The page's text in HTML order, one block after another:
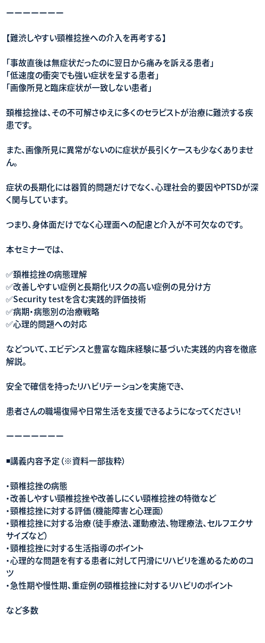
ーーーーーーー
【難渋しやすい頸椎捻挫への介入を再考する】
「事故直後は無症状だったのに翌日から痛みを訴える患者」
「低速度の衝突でも強い症状を呈する患者」
「画像所見と臨床症状が一致しない患者」
頚椎捻挫は、その不可解さゆえに多くのセラピストが治療に難渋する疾
患です。
また、画像所見に異常がないのに症状が長引くケースも少なくありませ
ん。
症状の長期化には器質的問題だけでなく、心理社会的要因やPTSDが深
く関与しています。
つまり、身体面だけでなく心理面への配慮と介入が不可欠なのです。
本セミナーでは、
✅頚椎捻挫の病態理解
✅改善しやすい症例と長期化リスクの高い症例の見分け方
✅Security testを含む実践的評価技術
✅病期・病態別の治療戦略
✅心理的問題への対応
などついて、エビデンスと豊富な臨床経験に基づいた実践的内容を徹底
解説。
安全で確信を持ったリハビリテーションを実施でき、
患者さんの職場復帰や日常生活を支援できるようになってください！
ーーーーーーー
◾️講義内容予定（※資料一部抜粋）
・頸椎捻挫の病態
・改善しやすい頸椎捻挫や改善しにくい頸椎捻挫の特徴など
・頸椎捻挫に対する評価（機能障害と心理面）
・頸椎捻挫に対する治療（徒手療法、運動療法、物理療法、セルフエクサ
サイズなど）
・頸椎捻挫に対する生活指導のポイント
・心理的な問題を有する患者に対して円滑にリハビリを進めるためのコ
ツ
・急性期や慢性期、重症例の頸椎捻挫に対するリハビリのポイント
など多数